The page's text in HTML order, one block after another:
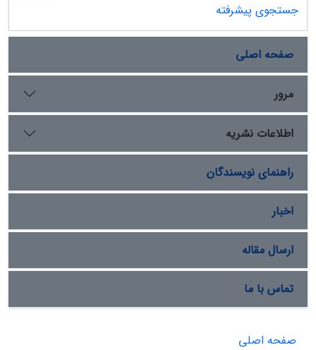
جستجوی پیشرفته
صفحه اصلی
مرور
اطلاعات نشریه
راهنمای نویسندگان
اخبار
ارسال مقاله
تماس با ما
صفحه اصلی